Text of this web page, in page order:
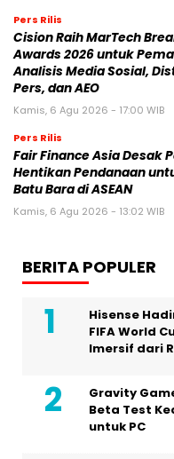
Pers Rilis
Cision Raih MarTech
Awards 2026 untuk
Analisis Media Sosial,
Pers, dan AEO
Kamis, 6 Agu 2026 - 17:00 WIB
Pers Rilis
Fair Finance Asia Desak
Hentikan Pendanaan
Batu Bara di ASEAN
Kamis, 6 Agu 2026 - 13:02 WIB
BERITA POPULER
Hisense
FIFA World
Imersif dari
Gravity
Beta Test
untuk PC